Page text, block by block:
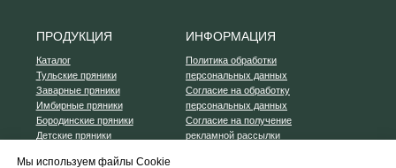
Мы используем файлы Cookie